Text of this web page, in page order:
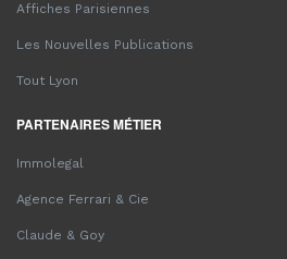
Affiches Parisiennes
Les Nouvelles Publications
Tout Lyon
PARTENAIRES MÉTIER
Immolegal
Agence Ferrari & Cie
Claude & Goy